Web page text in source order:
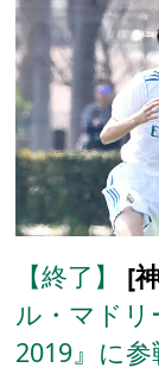
【終了】 [
ル・マドリ
2019』に参